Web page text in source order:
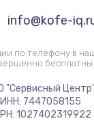
info@kofe-
по телефону в
бесплатны
"Сервисный
ИНН: 7447058155
1027402319922